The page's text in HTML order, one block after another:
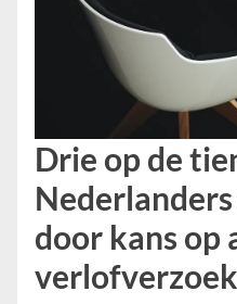
Drie op de
door kans op
verlofverzoek